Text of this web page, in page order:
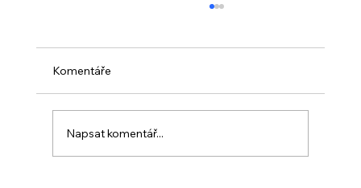
Komentáře
Napsat komentář...